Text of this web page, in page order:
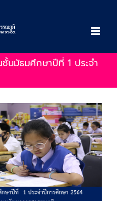
นมัธมศึกษาปีที่ 1 ประจำ